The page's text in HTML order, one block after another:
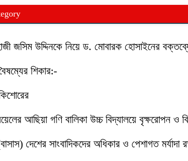
জসিম উদ্দিনকে নিয়ে ড. মোবারক হোসাইনের
শিকার:-
আছিয়া গণি বালিকা উচ্চ বিদ্যালয়ে বৃক্ষরোপন ও
দেশের সাংবাদিকদের অধিকার ও পেশাগত মর্যাদা